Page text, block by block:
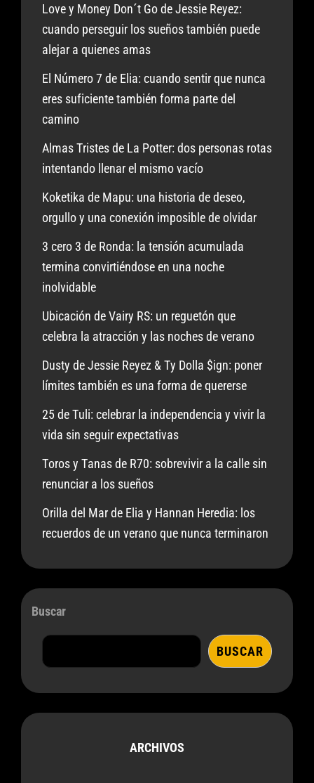
Love y Money Don´t Go de Jessie Reyez:
cuando perseguir los sueños también puede
alejar a quienes amas
El Número 7 de Elia: cuando sentir que nunca
eres suficiente también forma parte del
camino
Almas Tristes de La Potter: dos personas rotas
intentando llenar el mismo vacío
Koketika de Mapu: una historia de deseo,
orgullo y una conexión imposible de olvidar
3 cero 3 de Ronda: la tensión acumulada
termina convirtiéndose en una noche
inolvidable
Ubicación de Vairy RS: un reguetón que
celebra la atracción y las noches de verano
Dusty de Jessie Reyez & Ty Dolla $ign: poner
límites también es una forma de quererse
25 de Tuli: celebrar la independencia y vivir la
vida sin seguir expectativas
Toros y Tanas de R70: sobrevivir a la calle sin
renunciar a los sueños
Orilla del Mar de Elia y Hannan Heredia: los
recuerdos de un verano que nunca terminaron
Buscar
BUSCAR
ARCHIVOS